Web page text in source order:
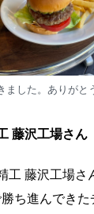
ました。ありがと
藤沢工場さん
工 藤沢工場さ
ち進んできた